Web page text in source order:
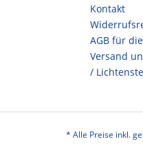
Kontakt
AGB für
Versand
/
* Alle Preise inkl.